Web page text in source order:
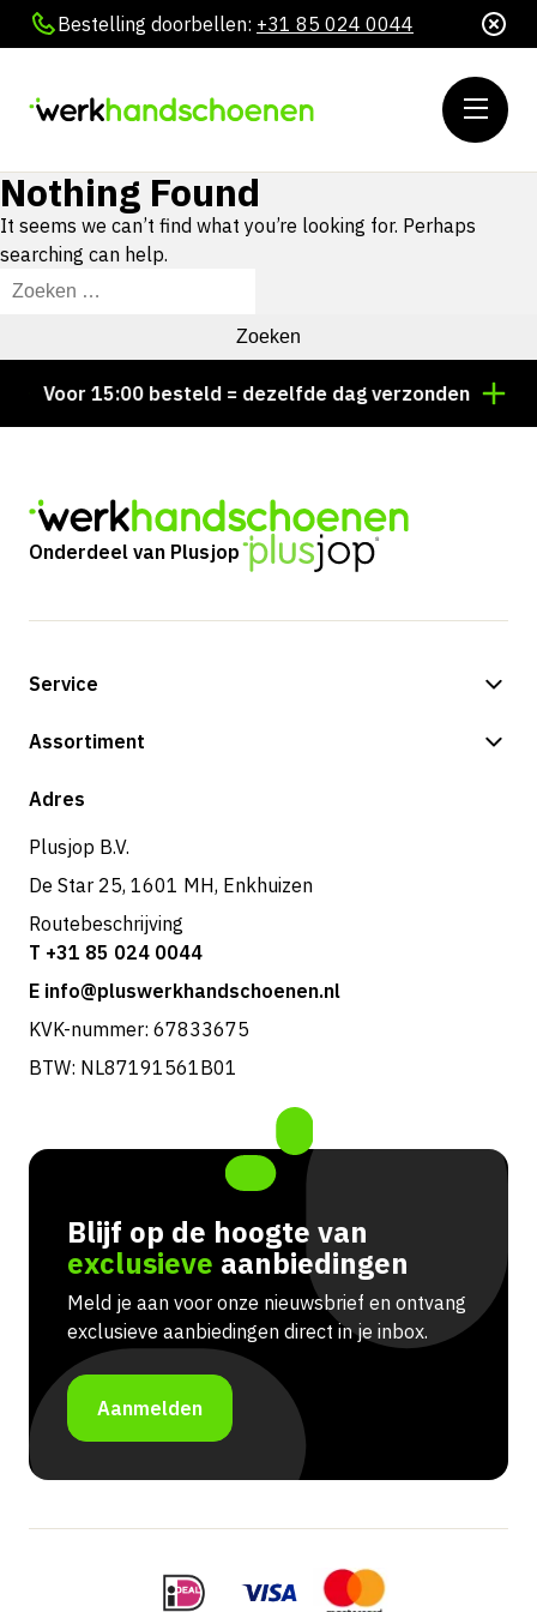
Bestelling doorbellen: +31 85 024 0044
Nothing Found
It seems we can’t find what you’re looking for. Perhaps
searching can help.
Zoeken
Voor 15:00 besteld = dezelfde dag verzonden
Onderdeel van Plusjop
Service
Betalingsmogelijkheden
Assortiment
Shop
Adres
Plusjop B.V.
De Star 25, 1601 MH, Enkhuizen
Routebeschrijving
T +31 85 024 0044
E info@pluswerkhandschoenen.nl
KVK-nummer: 67833675
BTW: NL87191561B01
Blijf op de hoogte van
exclusieve aanbiedingen
Meld je aan voor onze nieuwsbrief en ontvang
exclusieve aanbiedingen direct in je inbox.
Aanmelden